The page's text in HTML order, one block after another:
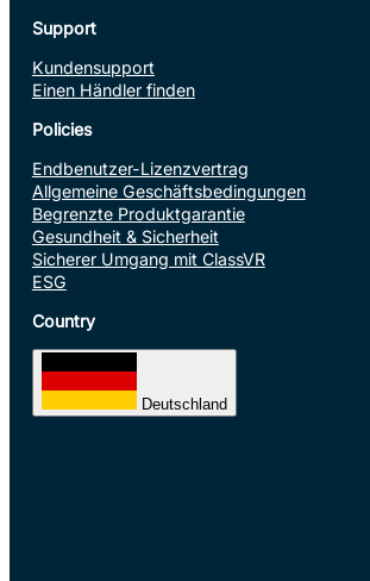
Support
Kundensupport
Einen Händler finden
Policies
Endbenutzer-Lizenzvertrag
Allgemeine Geschäftsbedingungen
Begrenzte Produktgarantie
Gesundheit & Sicherheit
Sicherer Umgang mit ClassVR
ESG
Country
Deutschland